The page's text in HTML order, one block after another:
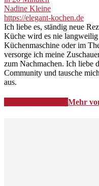
Nadine Kleine
https://elegant-kochen.de
Ich liebe es, ständig neue
Küche wird es nie
Küchenmaschine oder im
versorge ich meine
zum Nachmachen. Ich liebe
Community und tausche
aus.
Mehr